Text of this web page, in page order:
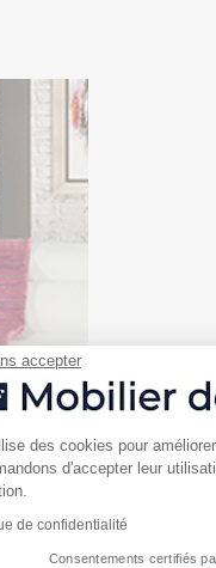
accepter
de
des cookies pour
d'accepter leur
de confidentialité
Consentements certifiés
Axeptio